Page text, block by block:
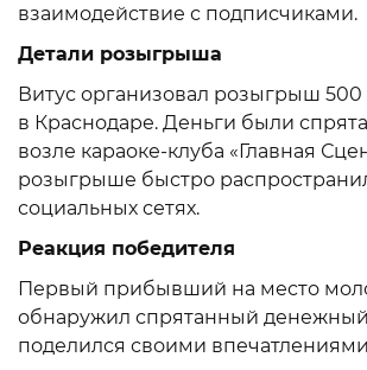
взаимодействие с подписчиками.
Детали розыгрыша
Витус организовал розыгрыш 500
в Краснодаре. Деньги были
возле караоке-клуба «Главная
розыгрыше быстро
социальных сетях.
Реакция победителя
Первый прибывший на место
обнаружил спрятанный
поделился своими